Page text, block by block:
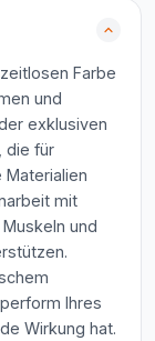
Farbe
und
exklusiven
die für
mit
und
Ihres
Wirkung hat.